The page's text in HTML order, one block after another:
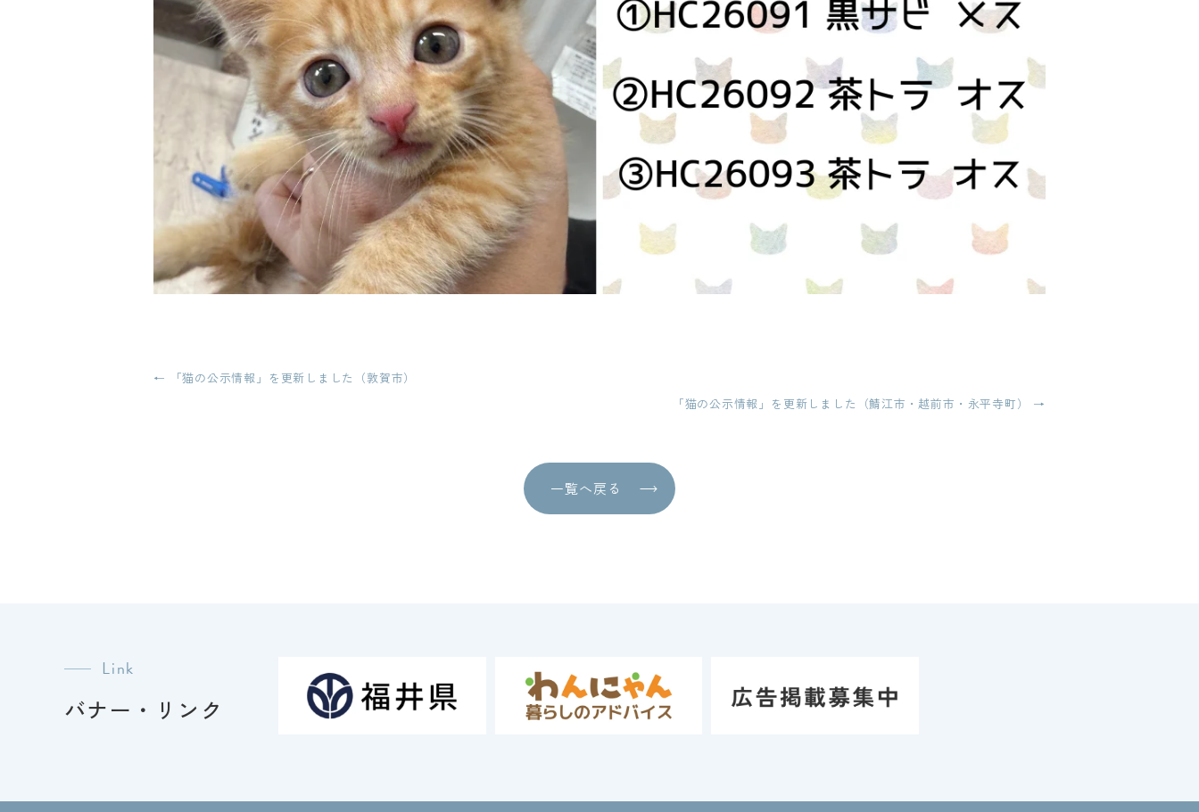
投
←
「猫の公示情報」を更新しました（敦賀市）
「猫の公示情報」を更新しました（鯖江市・越前市・永平寺町）
→
一覧へ戻る
Link
バナー・リンク